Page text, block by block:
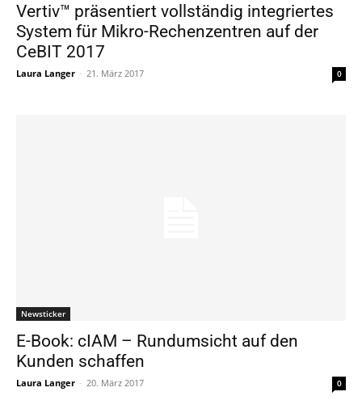
Vertiv™ präsentiert vollständig integriertes
System für Mikro-Rechenzentren auf der
CeBIT 2017
Laura Langer - 21. März 2017 0
Newsticker
E-Book: cIAM – Rundumsicht auf den
Kunden schaffen
Laura Langer - 20. März 2017 0